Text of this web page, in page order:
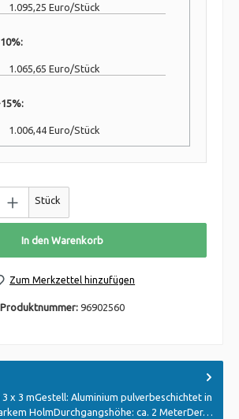
1.095,25 Euro/Stück
1.065,65 Euro/Stück
1.006,44 Euro/Stück
Stück
In den Warenkorb
Zum Merkzettel hinzufügen
Produktnummer: 96902560
x 3 mGestell: Aluminium pulverbeschichtet in
HolmDurchgangshöhe: ca. 2 MeterDer…